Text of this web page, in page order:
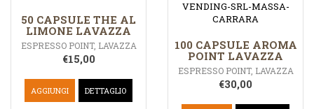
50 CAPSULE THE AL
LIMONE LAVAZZA
ESPRESSO POINT, LAVAZZA
€15,00
AGGIUNGI DETTAGLIO
100 CAPSULE AROMA
POINT LAVAZZA
ESPRESSO POINT, LAVAZZA
€30,00